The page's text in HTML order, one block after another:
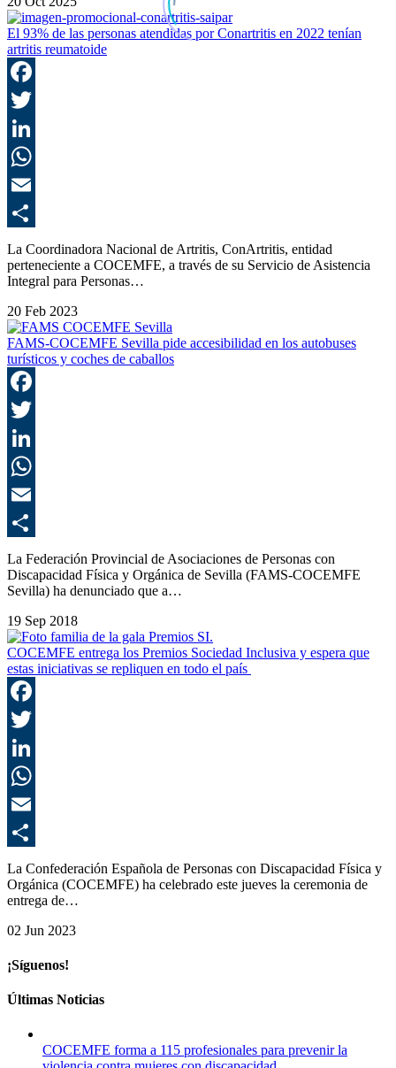
El 93% de las personas atendidas por Conartritis en 2022 tenían
artritis reumatoide
La Coordinadora Nacional de Artritis, ConArtritis, entidad
perteneciente a COCEMFE, a través de su Servicio de Asistencia
Integral para Personas…
20 Feb 2023
FAMS-COCEMFE Sevilla pide accesibilidad en los autobuses
turísticos y coches de caballos
La Federación Provincial de Asociaciones de Personas con
Discapacidad Física y Orgánica de Sevilla (FAMS-COCEMFE
Sevilla) ha denunciado que a…
19 Sep 2018
COCEMFE entrega los Premios Sociedad Inclusiva y espera que
estas iniciativas se repliquen en todo el país
La Confederación Española de Personas con Discapacidad Física y
Orgánica (COCEMFE) ha celebrado este jueves la ceremonia de
entrega de…
02 Jun 2023
¡Síguenos!
Últimas Noticias
COCEMFE forma a 115 profesionales para prevenir la